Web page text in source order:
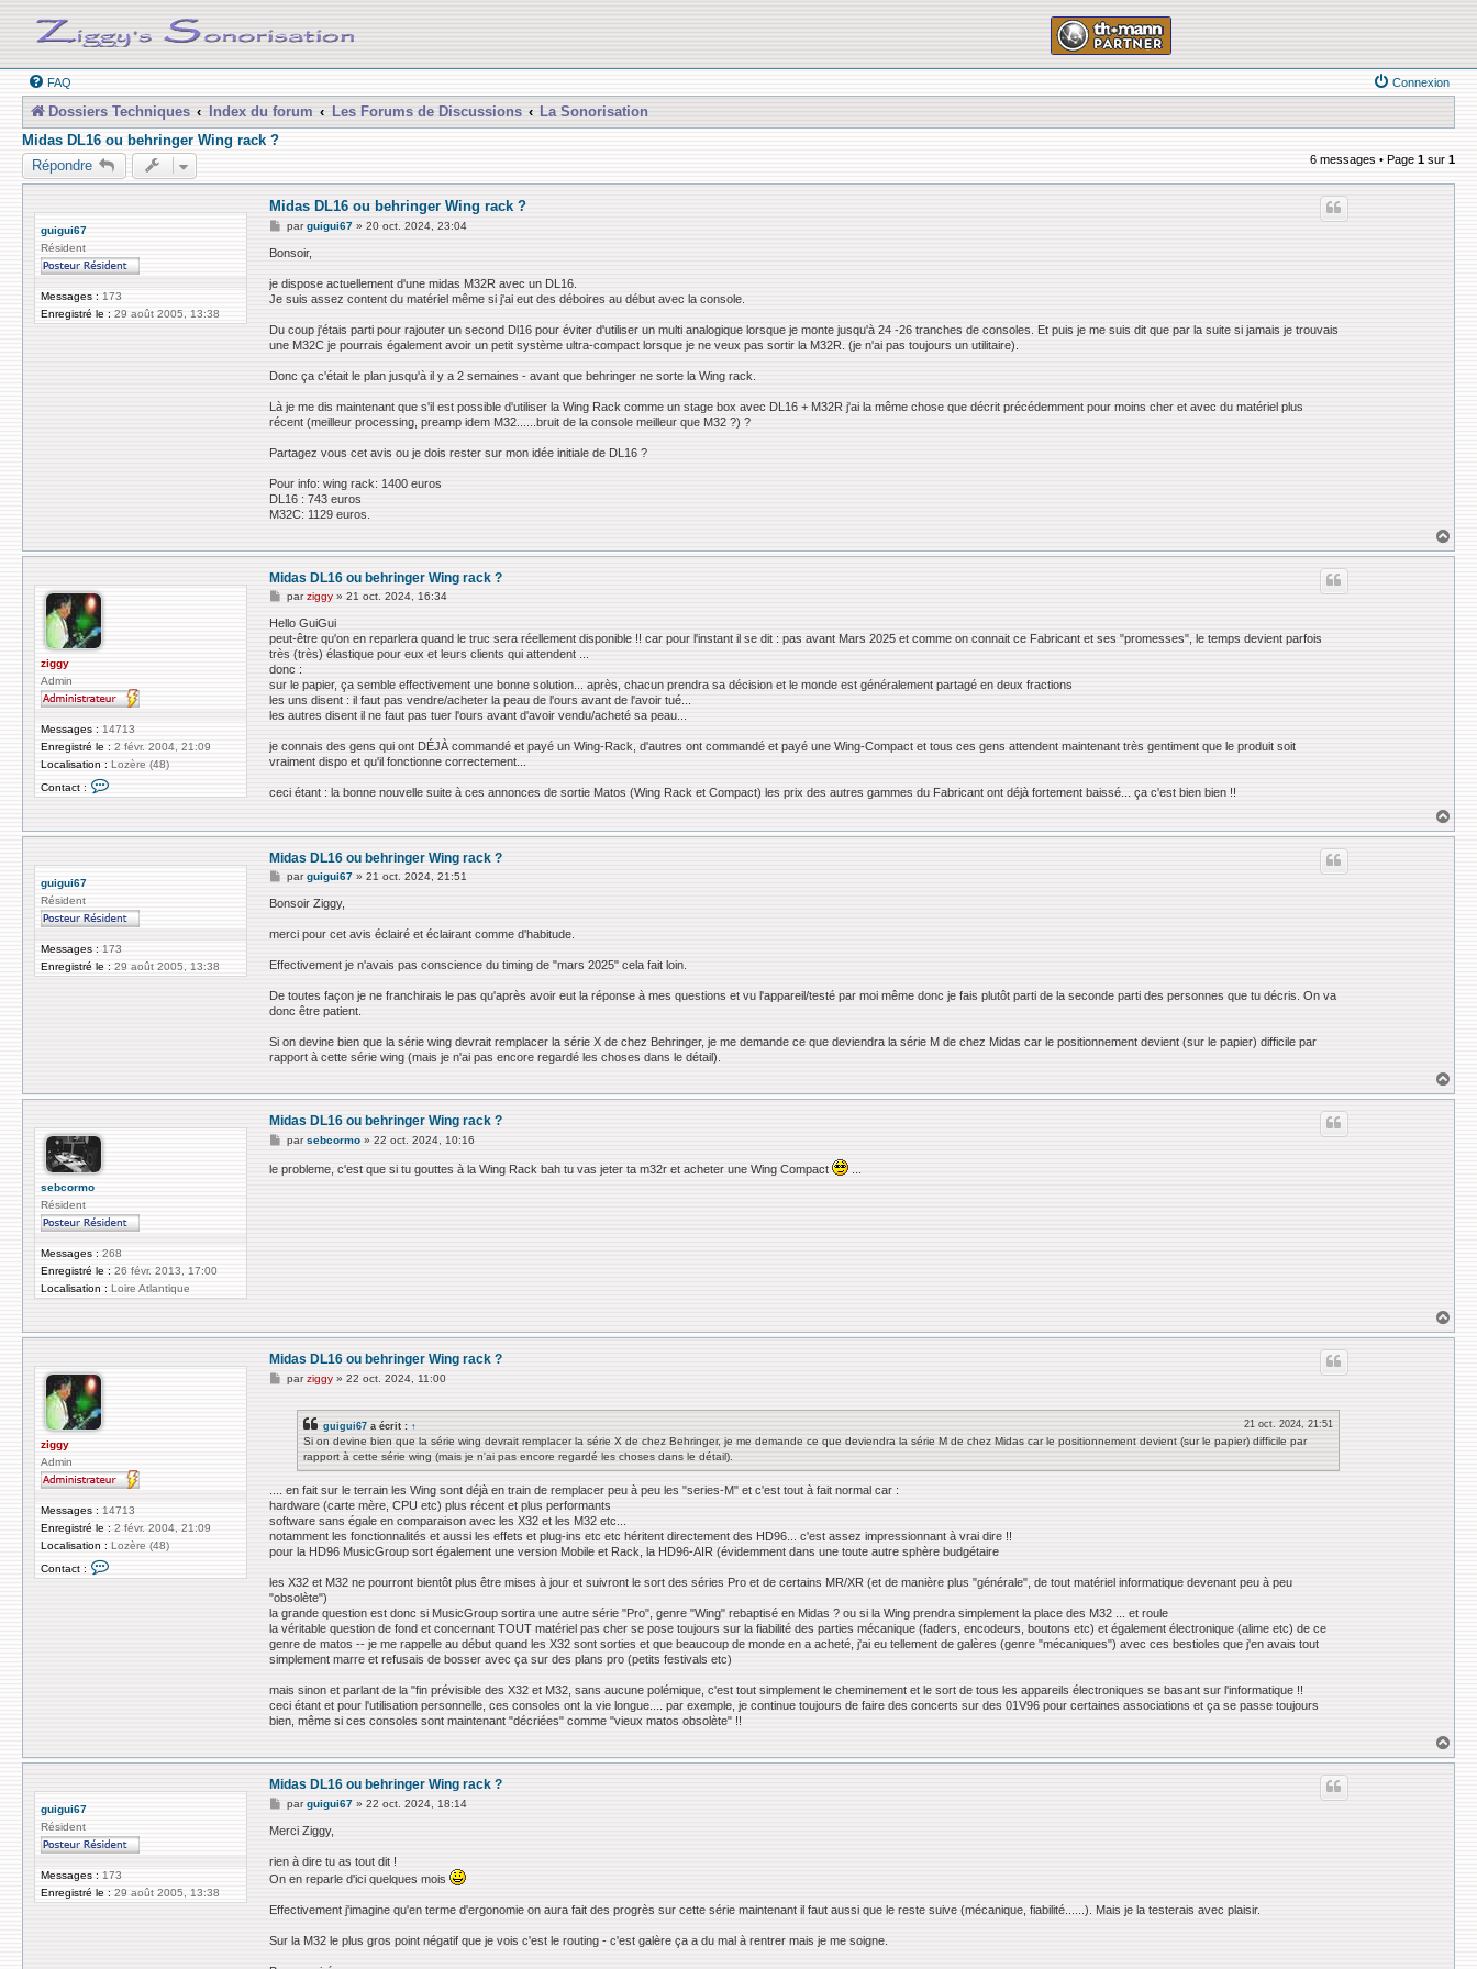
FAQ Connexion
Dossiers Techniques Index du forum Les Forums de Discussions
La Sonorisation
Midas DL16 ou behringer Wing rack ?
Répondre
6 messages • Page 1 sur 1
guigui67
Résident
Messages : 173
Enregistré le : 29 août 2005, 13:38
Midas DL16 ou behringer Wing rack ?
M
s
a
g
e
parguigui67 »20 oct. 2024, 23:04
Bonsoir,
je dispose actuellement d'une midas M32R avec un DL16.
Je suis assez content du matériel même si j'ai eut des déboires au début avec la console.
Du coup j'étais parti pour rajouter un second Dl16 pour éviter d'utiliser un multi analogique lorsque je monte jusqu'à 24 -26 tranches de consoles. Et puis je me suis dit que par la suite si jamais je trouvais
une M32C je pourrais également avoir un petit système ultra-compact lorsque je ne veux pas sortir la M32R. (je n'ai pas toujours un utilitaire).
Donc ça c'était le plan jusqu'à il y a 2 semaines - avant que behringer ne sorte la Wing rack.
Là je me dis maintenant que s'il est possible d'utiliser la Wing Rack comme un stage box avec DL16 + M32R j'ai la même chose que décrit précédemment pour moins cher et avec du matériel plus
récent (meilleur processing, preamp idem M32......bruit de la console meilleur que M32 ?) ?
Partagez vous cet avis ou je dois rester sur mon idée initiale de DL16 ?
Pour info: wing rack: 1400 euros
DL16 : 743 euros
M32C: 1129 euros.
a
ziggy
Admin
Messages : 14713
Enregistré le : 2 févr. 2004, 21:09
Localisation : Lozère (48)
Contact :
a
i
g
y
Midas DL16 ou behringer Wing rack ?
M
s
s
g
e
parziggy »21 oct. 2024, 16:34
Hello GuiGui
peut-être qu'on en reparlera quand le truc sera réellement disponible !! car pour l'instant il se dit : pas avant Mars 2025 et comme on connait ce Fabricant et ses "promesses", le temps devient parfois
très (très) élastique pour eux et leurs clients qui attendent ...
donc :
sur le papier, ça semble effectivement une bonne solution... après, chacun prendra sa décision et le monde est généralement partagé en deux fractions
les uns disent : il faut pas vendre/acheter la peau de l'ours avant de l'avoir tué...
les autres disent il ne faut pas tuer l'ours avant d'avoir vendu/acheté sa peau...
je connais des gens qui ont DÉJÀ commandé et payé un Wing-Rack, d'autres ont commandé et payé une Wing-Compact et tous ces gens attendent maintenant très gentiment que le produit soit
vraiment dispo et qu'il fonctionne correctement...
ceci étant : la bonne nouvelle suite à ces annonces de sortie Matos (Wing Rack et Compact) les prix des autres gammes du Fabricant ont déjà fortement baissé... ça c'est bien bien !!
a
guigui67
Résident
Messages : 173
Enregistré le : 29 août 2005, 13:38
Midas DL16 ou behringer Wing rack ?
M
s
g
parguigui67 »21 oct. 2024, 21:51
Bonsoir Ziggy,
merci pour cet avis éclairé et éclairant comme d'habitude.
Effectivement je n'avais pas conscience du timing de "mars 2025" cela fait loin.
De toutes façon je ne franchirais le pas qu'après avoir eut la réponse à mes questions et vu l'appareil/testé par moi même donc je fais plutôt parti de la seconde parti des personnes que tu décris. On va
donc être patient.
Si on devine bien que la série wing devrait remplacer la série X de chez Behringer, je me demande ce que deviendra la série M de chez Midas car le positionnement devient (sur le papier) difficile par
rapport à cette série wing (mais je n'ai pas encore regardé les choses dans le détail).
a
sebcormo
Résident
Messages : 268
Enregistré le : 26 févr. 2013, 17:00
Localisation : Loire Atlantique
Midas DL16 ou behringer Wing rack ?
M
s
s
parsebcormo »22 oct. 2024, 10:16
le probleme, c'est que si tu gouttes à la Wing Rack bah tu vas jeter ta m32r et acheter une Wing Compact
a
ziggy
Admin
Messages : 14713
Enregistré le : 2 févr. 2004, 21:09
Localisation : Lozère (48)
Contact :
o
Midas DL16 ou behringer Wing rack ?
Mparziggy »22 oct. 2024, 11:00
guigui67 a écrit : ↑
21 oct. 2024, 21:51
Si on devine bien que la série wing devrait remplacer la série X de chez Behringer, je me demande ce que deviendra la série M de chez Midas car le positionnement devient (sur le papier) difficile par
rapport à cette série wing (mais je n'ai pas encore regardé les choses dans le détail).
.... en fait sur le terrain les Wing sont déjà en train de remplacer peu à peu les "series-M" et c'est tout à fait normal car :
hardware (carte mère, CPU etc) plus récent et plus performants
software sans égale en comparaison avec les X32 et les M32 etc...
notamment les fonctionnalités et aussi les effets et plug-ins etc etc héritent directement des HD96... c'est assez impressionnant à vrai dire !!
pour la HD96 MusicGroup sort également une version Mobile et Rack, la HD96-AIR (évidemment dans une toute autre sphère budgétaire
les X32 et M32 ne pourront bientôt plus être mises à jour et suivront le sort des séries Pro et de certains MR/XR (et de manière plus "générale", de tout matériel informatique devenant peu à peu
"obsolète")
la grande question est donc si MusicGroup sortira une autre série "Pro", genre "Wing" rebaptisé en Midas ? ou si la Wing prendra simplement la place des M32 ... et roule
la véritable question de fond et concernant TOUT matériel pas cher se pose toujours sur la fiabilité des parties mécanique (faders, encodeurs, boutons etc) et également électronique (alime etc) de ce
genre de matos -- je me rappelle au début quand les X32 sont sorties et que beaucoup de monde en a acheté, j'ai eu tellement de galères (genre "mécaniques") avec ces bestioles que j'en avais tout
simplement marre et refusais de bosser avec ça sur des plans pro (petits festivals etc)
mais sinon et parlant de la "fin prévisible des X32 et M32, sans aucune polémique, c'est tout simplement le cheminement et le sort de tous les appareils électroniques se basant sur l'informatique !!
ceci étant et pour l'utilisation personnelle, ces consoles ont la vie longue.... par exemple, je continue toujours de faire des concerts sur des 01V96 pour certaines associations et ça se passe toujours
bien, même si ces consoles sont maintenant "décriées" comme "vieux matos obsolète" !!
a
guigui67
Résident
Messages : 173
Enregistré le : 29 août 2005, 13:38
Midas DL16 ou behringer Wing rack ?
M
s
g
e
parguigui67 »22 oct. 2024, 18:14
Merci Ziggy,
rien à dire tu as tout dit !
On en reparle d'ici quelques mois
Effectivement j'imagine qu'en terme d'ergonomie on aura fait des progrès sur cette série maintenant il faut aussi que le reste suive (mécanique, fiabilité......). Mais je la testerais avec plaisir.
Sur la M32 le plus gros point négatif que je vois c'est le routing - c'est galère ça a du mal à rentrer mais je me soigne.